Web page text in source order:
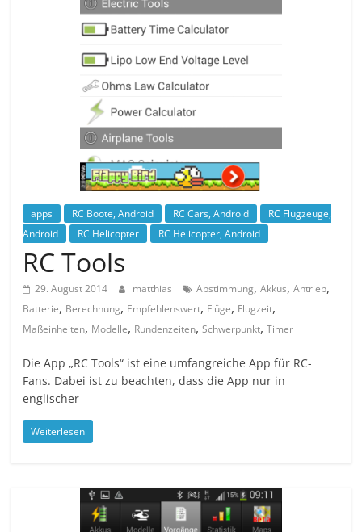
apps RC Boote, Android RC Cars, Android
RC Flugzeuge,
Android
RC Helicopter RC Helicopter, Android
RC Tools
29. August 2014 matthias Abstimmung,Akkus,Antrieb,
Batterie, Berechnung, Empfehlenswert, Flüge, Flugzeit,
Maßeinheiten, Modelle, Rundenzeiten,Schwerpunkt,Timer
Die App „RC Tools“ ist eine umfangreiche App für RC-
Fans. Dabei ist zu beachten, dass die App nur in
englischer
Weiterlesen